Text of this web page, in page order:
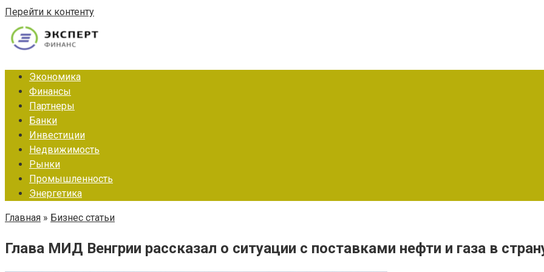
Перейти к контенту
Экономика
Финансы
Партнеры
Банки
Инвестиции
Недвижимость
Рынки
Промышленность
Энергетика
Главная » Бизнес статьи
Глава МИД Венгрии рассказал о ситуации с поставками нефти и газа в